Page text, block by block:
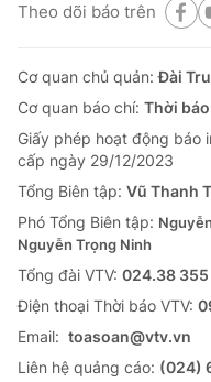
Theo dõi báo trên
Cơ quan chủ quản:Đài
Cơ quan báo chí: Thời
Giấy phép hoạt động báo
cấp ngày 29/12/2023
Tổng Biên tập: Vũ Thanh
Phó Tổng Biên tập:
Nguyễn Trọng Ninh
Tổng đài VTV: 024.38
Ðiện thoại Thời báo VTV:
Email: toasoan@vtv.vn
Liên hệ quảng cáo: (024)